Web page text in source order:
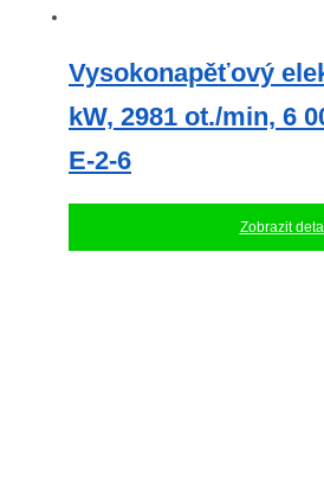
Vysokonapěťový
kW, 2981 ot./min, 6
E-2-6
Zobrazit